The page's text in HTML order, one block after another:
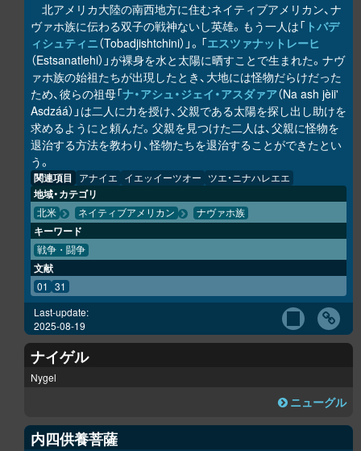
北アメリカ大陸の南西地方に住むネイティブアメリカン、ナ
ヴァホ族に伝わる双子の戦神ないし英雄。もう一人は「 トバデ
ィシュティニ（Tobadjishtchini）」。「エスツァナットレーヒ
（Estsanatlehi）」が裸身を水と太陽に晒すことで生まれた。ナヴ
ァホ族の始祖たちが出現したとき、大地には怪物だらけだった
ため、彼らの祖母「ナ・アシュ・ジェイ・アスダァア（Na ash jèii'
Asdzáá）」は二人に力を授け、父親である太陽を探し出し助けを
求めるようにと頼んだ。父親を見つけた二人は、父親に怪物を
退治する方法を教わり、怪物たちを退治することができたとい
う。
関連項目 アナイエ イエッイーツオー ツエ・ニナハレエエ
地域・カテゴリ
北米 ネイティブアメリカン ナヴァホ族
キーワード
戦争・闘争
文献
01 31
Last-update:
2025-08-19
ナイゲル
Nygel
ニューグル
内四供養菩薩